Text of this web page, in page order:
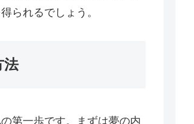
られるでしょう。
法
第一歩です。まずは夢の内